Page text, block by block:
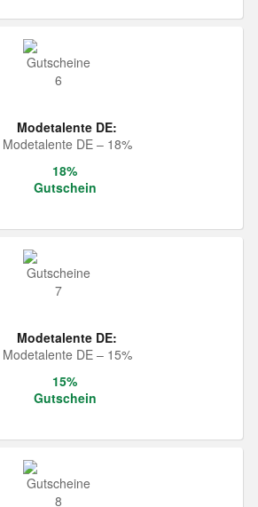
Modetalente DE:
Modetalente DE – 18%
18%
Gutschein
Modetalente DE:
Modetalente DE – 15%
15%
Gutschein